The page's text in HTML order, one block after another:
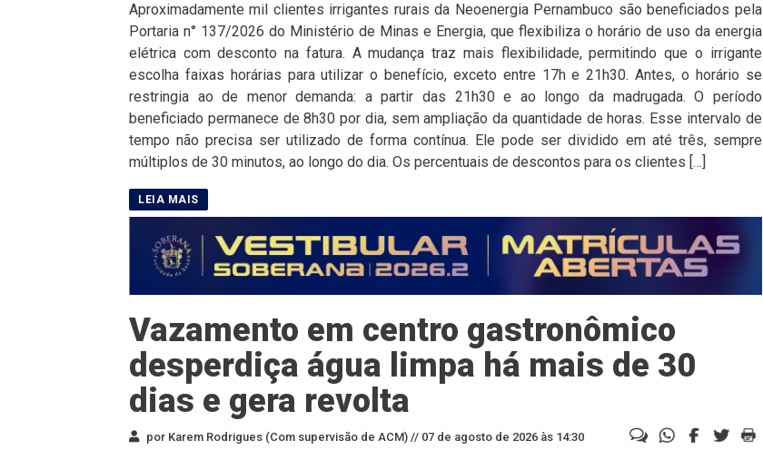
Aproximadamente mil clientes irrigantes rurais da Neoenergia Pernambuco são beneficiados pela
Portaria n° 137/2026 do Ministério de Minas e Energia, que flexibiliza o horário de uso da energia
elétrica com desconto na fatura. A mudança traz mais flexibilidade, permitindo que o irrigante
escolha faixas horárias para utilizar o benefício, exceto entre 17h e 21h30. Antes, o horário se
restringia ao de menor demanda: a partir das 21h30 e ao longo da madrugada. O período
beneficiado permanece de 8h30 por dia, sem ampliação da quantidade de horas. Esse intervalo de
tempo não precisa ser utilizado de forma contínua. Ele pode ser dividido em até três, sempre
múltiplos de 30 minutos, ao longo do dia. Os percentuais de descontos para os clientes […]
Vazamento em centro gastronômico
desperdiça água limpa há mais de 30
dias e gera revolta
por Karem Rodrigues (Com supervisão de ACM) // 07 de agosto de 2026 às 14:30